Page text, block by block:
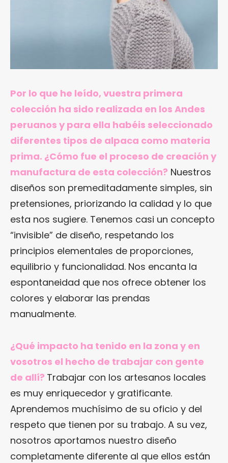
Por lo que he leído, vuestra primera
colección ha sido realizada en los Andes
peruanos y para ella habéis seleccionado
diferentes tipos de alpaca como materia
prima. ¿Cómo fue el proceso de creación y
manufactura de esta colección? Nuestros
diseños son premeditadamente simples, sin
pretensiones, priorizando la calidad y lo que
esta nos sugiere. Tenemos casi un concepto
“invisible” de diseño, respetando los
principios elementales de proporciones,
equilibrio y funcionalidad. Nos encanta la
espontaneidad que nos ofrece obtener los
colores y elaborar las prendas
manualmente.
¿Qué impacto ha tenido en la zona y en
vosotros el hecho de trabajar con gente
de allí? Trabajar con los artesanos locales
es muy enriquecedor y gratificante.
Aprendemos muchísimo de su oficio y del
respeto que tienen por su trabajo. A su vez,
nosotros aportamos nuestro diseño
completamente diferente al que ellos están